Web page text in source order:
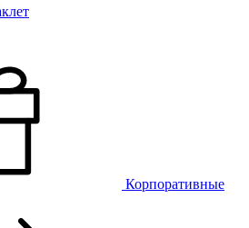
Корпоративные